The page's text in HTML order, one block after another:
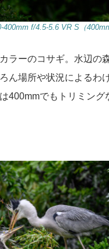
f/4.5-5.6 VR S（
ラーのコサギ。水辺の
ん場所や状況によるわ
400mmでもトリミング